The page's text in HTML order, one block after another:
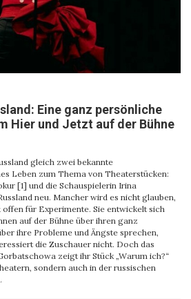
Eine ganz persönliche
Hier und Jetzt auf der Bühne
gleich zwei bekannte
Leben zum Thema von Theaterstücken:
[1] und die Schauspielerin Irina
neu. Mancher wird es nicht glauben,
für Experimente. Sie entwickelt sich
auf der Bühne über ihren ganz
ihre Probleme und Ängste sprechen,
die Zuschauer nicht. Doch das
zeigt ihr Stück „Warum ich?“
sondern auch in der russischen